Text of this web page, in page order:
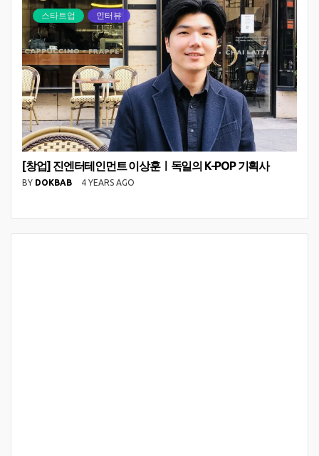
스타트업 인터뷰
[창업] 진엔터테인먼트 이상훈ㅣ독일의 K-POP 기획사
BY DOKBAB 4 YEARS AGO